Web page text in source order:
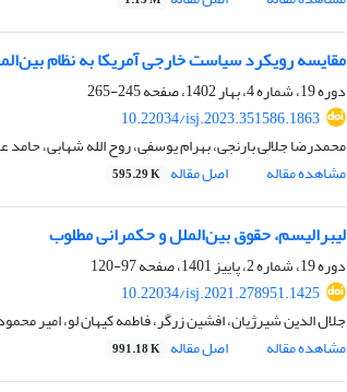
مقایسه رویکرد سیاست خارجی آمریکا به نظام
دوره 19، شماره 4، بهار 1402، صفحه
245-265
10.22034/isj.2023.351586.1863
محمدرضا جلالی بارنجی، بهرام یوسفی، روح الله شهابی، حامد
مشاهده مقاله
اصل مقاله 595.29 K
لیبرالیسم، حقوق بین‌الملل و حکمرانی مطلوب
دوره 19، شماره 2، پاییز 1401، صفحه
97-120
10.22034/isj.2021.278951.1425
جلال الدین شیرژیان، افشین زرگر، فاطمه کیهان لو، امیر
مشاهده مقاله
اصل مقاله 991.18 K